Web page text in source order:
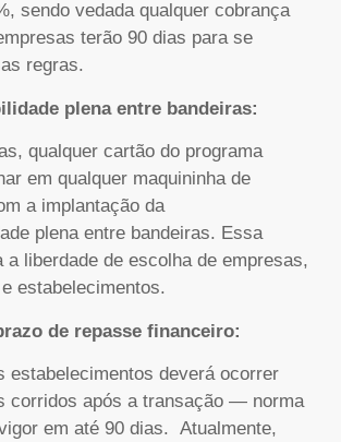
sendo vedada qualquer cobrança
terão 90 dias para se
regras.
plena entre bandeiras:
qualquer cartão do programa
em qualquer maquininha de
a implantação da
plena entre bandeiras. Essa
a liberdade de escolha de empresas,
estabelecimentos.
de repasse financeiro:
estabelecimentos deverá ocorrer
corridos após a transação — norma
em até 90 dias. Atualmente,